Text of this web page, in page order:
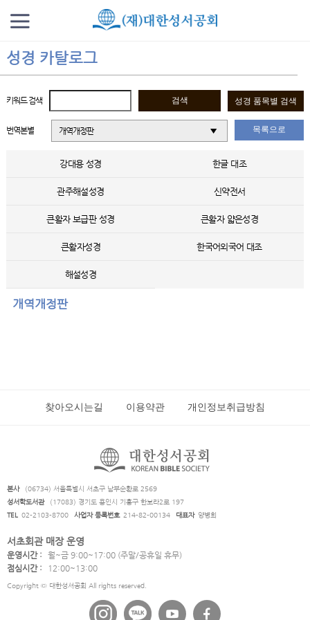
성경 카탈로그
키워드 검색
번역본별 개역개정판 목록으로
강대용 성경 한글 대조
관주해설성경 신약전서
큰활자 보급판 성경 큰활자 얇은성경
큰활자성경 한국어외국어 대조
해설성경
개역개정판
찾아오시는길 이용약관 개인정보취급방침
본사
(06734) 서울특별시 서초구 남부순환로 2569
성서학도서관
(17083) 경기도 용인시 기흥구 한보라2로 197
TEL 02-2103-8700 사업자 등록번호 214-82-00134 대표자 양병희
서초회관 매장 운영
운영시간 :
월~금 9:00~17:00 (주말/공휴일 휴무)
점심시간 :
12:00~13:00
Copyright © 대한성서공회 All rights reserved.